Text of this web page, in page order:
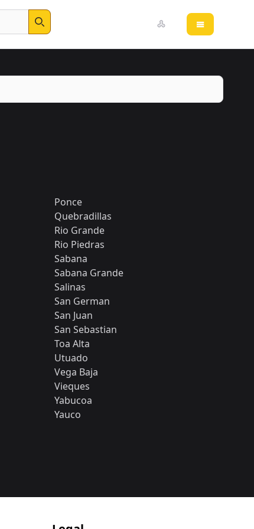
Search
Open main
Ponce
Quebradillas
Rio Grande
Rio Piedras
Sabana
Sabana Grande
Salinas
San German
San Juan
San Sebastian
Toa Alta
Utuado
Vega Baja
Vieques
Yabucoa
Yauco